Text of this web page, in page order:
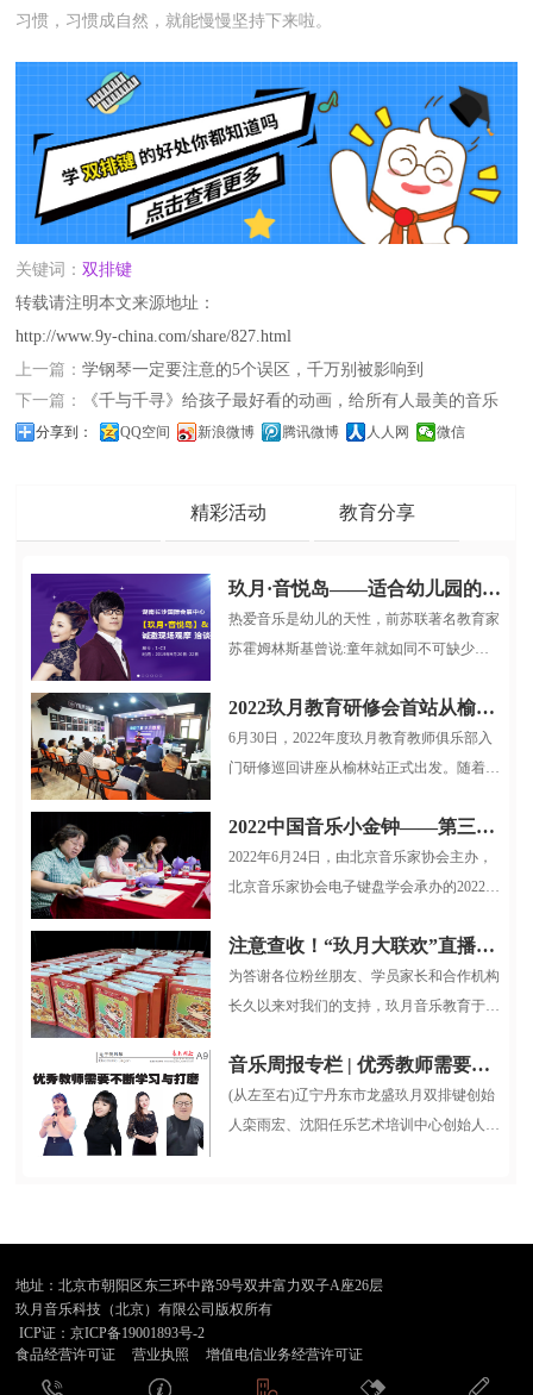
习惯，习惯成自然，就能慢慢坚持下来啦。
关键词：双排键
转载请注明本文来源地址：
http://www.9y-china.com/share/827.html
上一篇：学钢琴一定要注意的5个误区，千万别被影响到
下一篇：
《千与千寻》给孩子最好看的动画，给所有人最美的音乐
分享到： QQ空间 新浪微博 腾讯微博 人人网 微信
精彩活动 教育分享
玖月·音悦岛——适合幼儿园的多媒体音乐启蒙课程
热爱音乐是幼儿的天性，前苏联著名教育家
苏霍姆林斯基曾说:童年就如同不可缺少游
2022玖月教育研修会首站从榆林启航
6月30日，2022年度玖月教育教师俱乐部入
门研修巡回讲座从榆林站正式出发。随着疫
2022中国音乐小金钟——第三届全国电子键盘展演北京选拔赛圆满结束
2022年6月24日，由北京音乐家协会主办，
北京音乐家协会电子键盘学会承办的2022中
注意查收！“玖月大联欢”直播大礼包整装待发！
为答谢各位粉丝朋友、学员家长和合作机构
长久以来对我们的支持，玖月音乐教育于12
音乐周报专栏 | 优秀教师需要不断学习与打磨
(从左至右)辽宁丹东市龙盛玖月双排键创始
人栾雨宏、沈阳任乐艺术培训中心创始人任
地址：北京市朝阳区东三环中路59号双井富力双子A座26层
玖月音乐科技（北京）有限公司版权所有
ICP证：京ICP备19001893号-2
食品经营许可证
营业执照 增值电信业务经营许可证